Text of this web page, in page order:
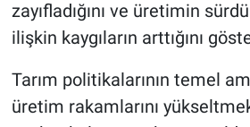
zayıfladığını ve üretimin
ilişkin kaygıların arttığını
Tarım politikalarının temel
üretim rakamlarını